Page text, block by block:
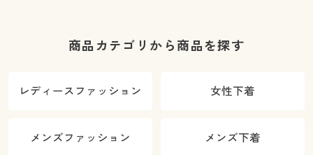
商品カテゴリから商品を探す
レディースファッション 女性下着
メンズファッション メンズ下着